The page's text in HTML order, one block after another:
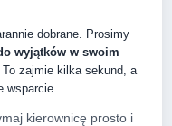
dobrane. Prosimy
wyjątków w swoim
zajmie kilka sekund, a
wsparcie.
kierownicę prosto i